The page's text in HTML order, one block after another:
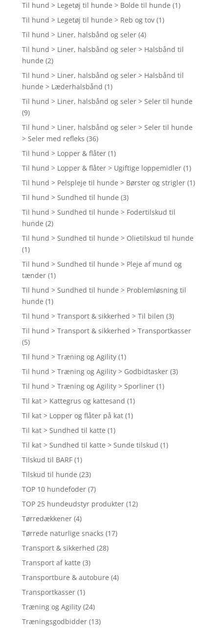
Til hund > Legetøj til hunde > Bolde til hunde (1)
Til hund > Legetøj til hunde > Reb og tov (1)
Til hund > Liner, halsbånd og seler (4)
Til hund > Liner, halsbånd og seler > Halsbånd til
hunde (2)
Til hund > Liner, halsbånd og seler > Halsbånd til
hunde > Læderhalsbånd (1)
Til hund > Liner, halsbånd og seler > Seler til hunde
(9)
Til hund > Liner, halsbånd og seler > Seler til hunde
> Seler med refleks (36)
Til hund > Lopper & flåter (1)
Til hund > Lopper & flåter > Ugiftige loppemidler (1)
Til hund > Pelspleje til hunde > Børster og strigler (1)
Til hund > Sundhed til hunde (3)
Til hund > Sundhed til hunde > Fodertilskud til
hunde (2)
Til hund > Sundhed til hunde > Olietilskud til hunde
(1)
Til hund > Sundhed til hunde > Pleje af mund og
tænder (1)
Til hund > Sundhed til hunde > Problemløsning til
hunde (1)
Til hund > Transport & sikkerhed > Til bilen (3)
Til hund > Transport & sikkerhed > Transportkasser
(5)
Til hund > Træning og Agility (1)
Til hund > Træning og Agility > Godbidtasker (3)
Til hund > Træning og Agility > Sporliner (1)
Til kat > Kattegrus og kattesand (1)
Til kat > Lopper og flåter på kat (1)
Til kat > Sundhed til katte (1)
Til kat > Sundhed til katte > Sunde tilskud (1)
Tilskud til BARF (1)
Tilskud til hunde (23)
TOP 10 hundefoder (7)
TOP 25 hundeudstyr produkter (12)
Tørredækkener (4)
Tørrede naturlige snacks (17)
Transport & sikkerhed (28)
Transport af katte (3)
Transportbure & autobure (4)
Transportkasser (1)
Træning og Agility (24)
Træningsgodbidder (13)